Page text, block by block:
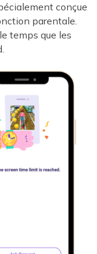
conçue
parentale.
temps que les